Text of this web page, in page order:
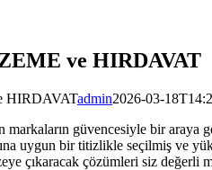
ve HIRDAVAT
HIRDAVATadmin2026-03-
markaların güvencesiyle bir
uygun bir titizlikle seçilmiş ve
çıkaracak çözümleri siz